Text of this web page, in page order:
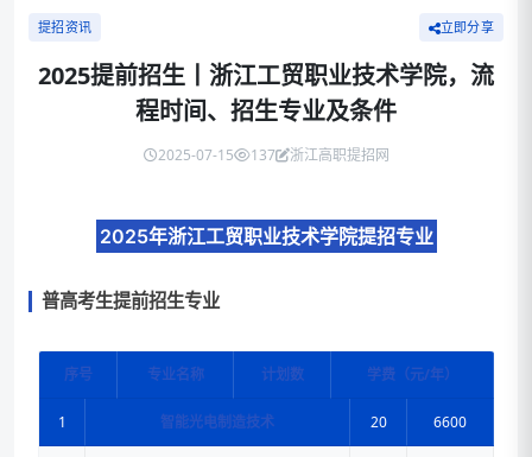
提招资讯 立即分享
2025提前招生丨浙江工贸职业技术学院，流
程时间、招生专业及条件
2025-07-15 137 浙江高职提招网
2025年浙江工贸职业技术学院提招专业
普高考生提前招生专业
序号 专业名称 计划数 学费（元/年）
1 智能光电制造技术 20 6600